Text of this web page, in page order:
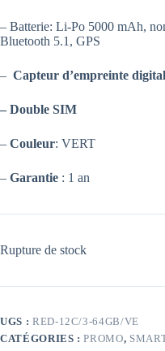
– Batterie: Li-Po 5000 mAh,
Bluetooth 5.1, GPS
– Capteur d’empreinte digital
– Double SIM
– Couleur: VERT
– Garantie : 1 an
Rupture de stock
UGS : RED-12C/3-64GB/VE
CATÉGORIES :PROMO,